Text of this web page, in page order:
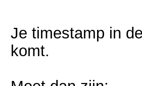
Je timestamp in
komt.